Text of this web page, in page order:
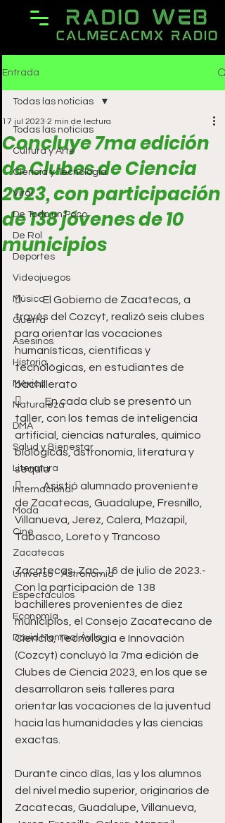
Entrada
Todas las noticias
Cultura y Arte
Ciencia y Tecnología
Viral
De Todo un Poco
De Rol
Deportes
Videojuegos
Música
Guerra
Asesinos
Historia
México
Naturaleza
DMA
Salud y Bienestar
Literatura
Internacional
Moda
Cine
Zacatecas
Universo - Astronomía
Espectáculos
Economía
David Monreal Ávila
Todas las noticias
Concluye 7ma edición
de Clubes de Ciencia
2023, con participación
de 138 jóvenes de 10
municipios
17 jul 2023 2 min de lectura
	El Gobierno de Zacatecas, a
través del Cozcyt, realizó seis clubes
para orientar las vocaciones
humanísticas, científicas y
tecnológicas, en estudiantes de
bachillerato
	 En cada club se presentó un
taller, con los temas de inteligencia
artificial, ciencias naturales, químico
biológicas, astronomía, literatura y
sequía
	Asistió alumnado proveniente
de Zacatecas, Guadalupe, Fresnillo,
Villanueva, Jerez, Calera, Mazapil,
Tabasco, Loreto y Trancoso
Zacatecas, Zac., 16 de julio de 2023.-
Con la participación de 138
bachilleres provenientes de diez
municipios, el Consejo Zacatecano de
Ciencia, Tecnología e Innovación
(Cozcyt) concluyó la 7ma edición de
Clubes de Ciencia 2023, en los que se
desarrollaron seis talleres para
orientar las vocaciones de la juventud
hacia las humanidades y las ciencias
exactas.
Durante cinco días, las y los alumnos
del nivel medio superior, originarios de
Zacatecas, Guadalupe, Villanueva,